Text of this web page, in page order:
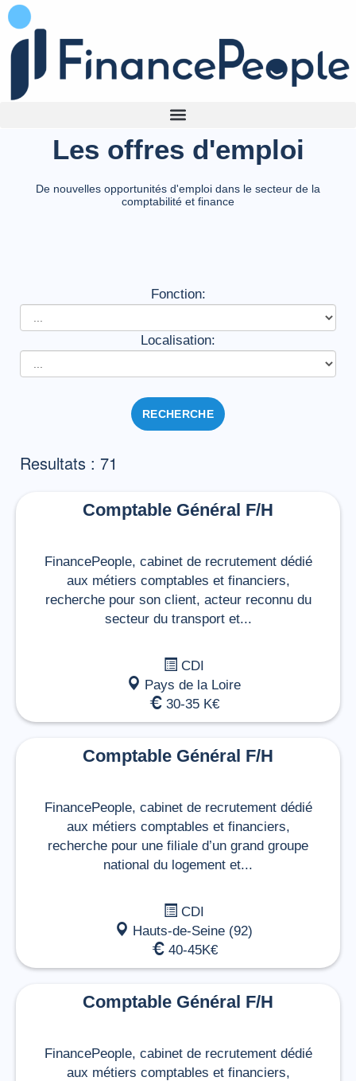
Les offres d'emploi
De nouvelles opportunités d'emploi dans le secteur de la
comptabilité et finance
Fonction:
Localisation:
RECHERCHE
Resultats : 71
Comptable Général F/H
FinancePeople, cabinet de recrutement dédié
aux métiers comptables et financiers,
recherche pour son client, acteur reconnu du
secteur du transport et...
CDI
Pays de la Loire
30-35 K€
Comptable Général F/H
FinancePeople, cabinet de recrutement dédié
aux métiers comptables et financiers,
recherche pour une filiale d’un grand groupe
national du logement et...
CDI
Hauts-de-Seine (92)
40-45K€
Comptable Général F/H
FinancePeople, cabinet de recrutement dédié
aux métiers comptables et financiers,